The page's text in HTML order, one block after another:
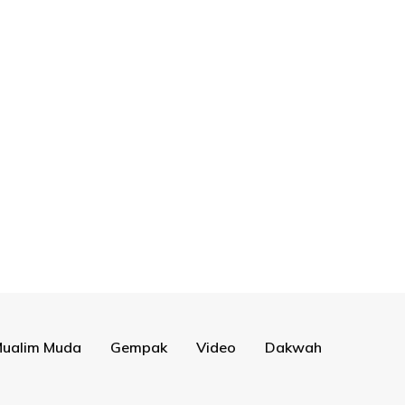
Muda Gempak Video Dakwah